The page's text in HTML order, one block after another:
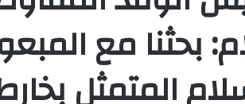
بحثنا مع
المتمثل